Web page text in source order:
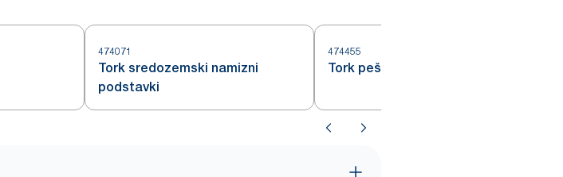
474071
Tork sredozemski namizni
podstavki
474455
Tork peščeni podstavek